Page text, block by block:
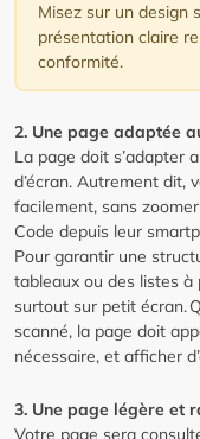
Misez sur un design
présentation claire
conformité.
2. Une page adaptée
La page doit s’adapter
d’écran. Autrement dit,
facilement, sans
Code depuis leur
Pour garantir une
tableaux ou des listes
surtout sur petit écran.
scanné, la page doit
nécessaire, et afficher
3. Une page légère et
Votre page sera